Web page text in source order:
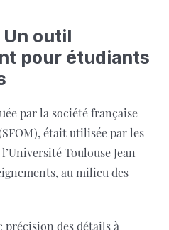
outil
pour étudiants
par la société française
était utilisée par les
Toulouse Jean
au milieu des
des détails à